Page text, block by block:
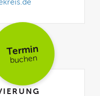
Termin
buchen